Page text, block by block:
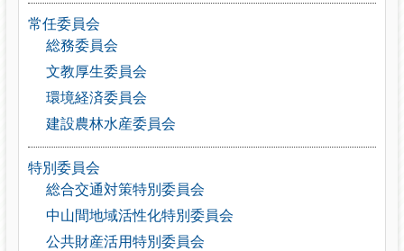
常任委員会
総務委員会
文教厚生委員会
環境経済委員会
建設農林水産委員会
特別委員会
総合交通対策特別委員会
中山間地域活性化特別委員会
公共財産活用特別委員会